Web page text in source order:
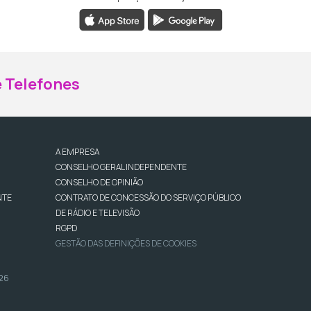
da RTP Madeira
da RTP Madeira
Telefones
A EMPRESA
CONSELHO GERAL INDEPENDENTE
CONSELHO DE OPINIÃO
CONTRATO DE CONCESSÃO DO SERVIÇO PÚBLICO
DE RÁDIO E TELEVISÃO
RGPD
GESTÃO DAS DEFINIÇÕES DE COOKIES